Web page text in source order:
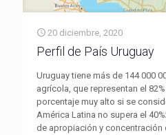
20 diciembre, 2020
Perfil de País Uruguay
Uruguay tiene más de 144 000
agrícola, que representan el
porcentaje muy alto si se
América Latina no supera el
de apropiación y concentración